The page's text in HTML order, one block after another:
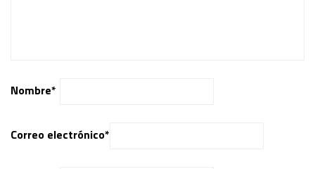
Nombre*
Correo electrónico*